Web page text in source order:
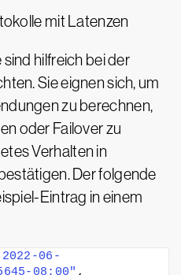
mit Latenzen
hilfreich bei der
Sie eignen sich, um
zu berechnen,
oder Failover zu
Verhalten in
Der folgende
Eintrag in einem
06-
08:00" ,